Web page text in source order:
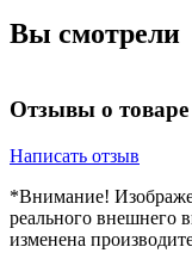
Вы смотрели
Отзывы о товаре
Написать отзыв
*Внимание!
реального внешнего
изменена